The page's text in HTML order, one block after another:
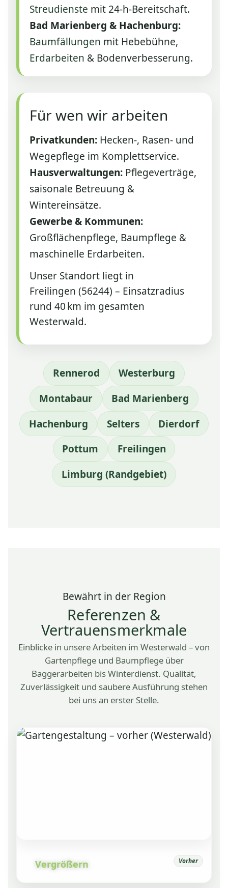
Streudienste mit 24‑h‑Bereitschaft.
Bad Marienberg & Hachenburg:
Baumfällungen mit Hebebühne,
Erdarbeiten & Bodenverbesserung.
Für wen wir arbeiten
Privatkunden: Hecken‑, Rasen‑ und
Wegepflege im Komplettservice.
Hausverwaltungen: Pflegeverträge,
saisonale Betreuung &
Wintereinsätze.
Gewerbe & Kommunen:
Großflächenpflege, Baumpflege &
maschinelle Erdarbeiten.
Unser Standort liegt in
Freilingen (56244) – Einsatzradius
rund 40 km im gesamten
Westerwald.
Rennerod
Westerburg
Montabaur
Bad Marienberg
Hachenburg
Selters
Dierdorf
Pottum
Freilingen
Limburg (Randgebiet)
Bewährt in der Region
Referenzen &
Vertrauensmerkmale
Einblicke in unsere Arbeiten im Westerwald – von
Gartenpflege und Baumpflege über
Baggerarbeiten bis Winterdienst. Qualität,
Zuverlässigkeit und saubere Ausführung stehen
bei uns an erster Stelle.
Vergrößern Vorher